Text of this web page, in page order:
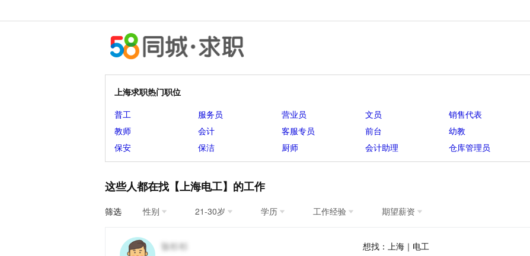
上海求职热门职位
普工 服务员 营业员 文员 销售代表
教师
会计 客服专员 前台 幼教
保安
保洁 厨师 会计助理 仓库管理员
这些人都在找【上海电工】的工作
筛选 性别 21-30岁 学历 工作经验 期望薪资
想找：上海｜电工